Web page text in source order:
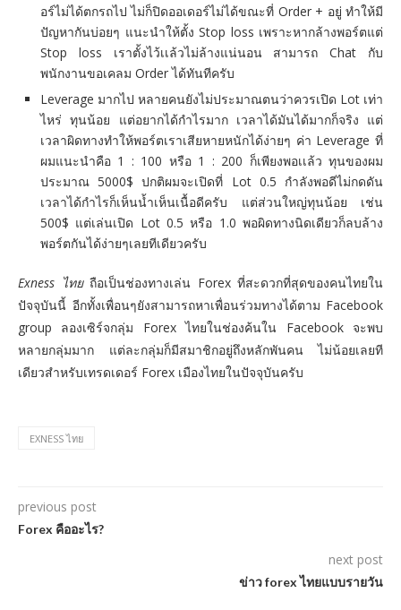
อร์ไม่ได้ตกรถไป ไม่ก็ปิดออเดอร์ไม่ได้ขณะที่ Order + อยู่ ทำให้มี
ปัญหากันบ่อยๆ แนะนำให้ตั้ง Stop loss เพราะหากล้างพอร์ตแต่
Stop loss เราตั้งไว้เเล้วไม่ล้างแน่นอน สามารถ Chat กับ
พนักงานขอเคลม Order ได้ทันทีครับ
Leverage มากไป หลายคนยังไม่ประมาณตนว่าควรเปิด Lot เท่า
ไหร่ ทุนน้อย แต่อยากได้กำไรมาก เวลาได้มันได้มากก็จริง แต่
เวลาผิดทางทำให้พอร์ตเราเสียหายหนักได้ง่ายๆ ค่า Leverage ที่
ผมแนะนำคือ 1 : 100 หรือ 1 : 200 ก็เพียงพอเเล้ว ทุนของผม
ประมาณ 5000$ ปกติผมจะเปิดที่ Lot 0.5 กำลังพอดีไม่กดดัน
เวลาได้กำไรก็เห็นน้ำเห็นเนื้อดีครับ แต่ส่วนใหญ่ทุนน้อย เช่น
500$ แต่เล่นเปิด Lot 0.5 หรือ 1.0 พอผิดทางนิดเดียวก็ลบล้าง
พอร์ตกันได้ง่ายๆเลยทีเดียวครับ
Exness ไทย ถือเป็นช่องทางเล่น Forex ที่สะดวกที่สุดของคนไทยใน
ปัจจุบันนี้ อีกทั้งเพื่อนๆยังสามารถหาเพื่อนร่วมทางได้ตาม Facebook
group ลองเซิร์จกลุ่ม Forex ไทยในช่องค้นใน Facebook จะพบ
หลายกลุ่มมาก แต่ละกลุ่มก็มีสมาชิกอยู่ถึงหลักพันคน ไม่น้อยเลยที
เดียวสำหรับเทรดเดอร์ Forex เมืองไทยในปัจจุบันครับ
EXNESS ไทย
previous post
Forex คืออะไร?
next post
ข่าว forex ไทยแบบรายวัน